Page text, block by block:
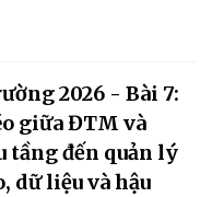
2026 - Bài 7:
giữa ĐTM và
tầng đến quản lý
dữ liệu và hậu